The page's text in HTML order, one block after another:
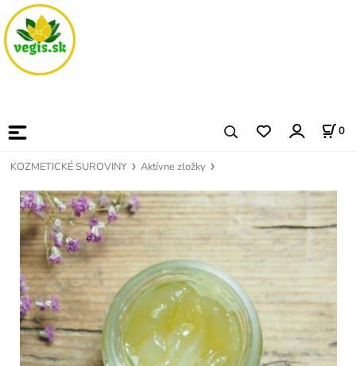
0
KOZMETICKÉ SUROVINY Aktívne zložky